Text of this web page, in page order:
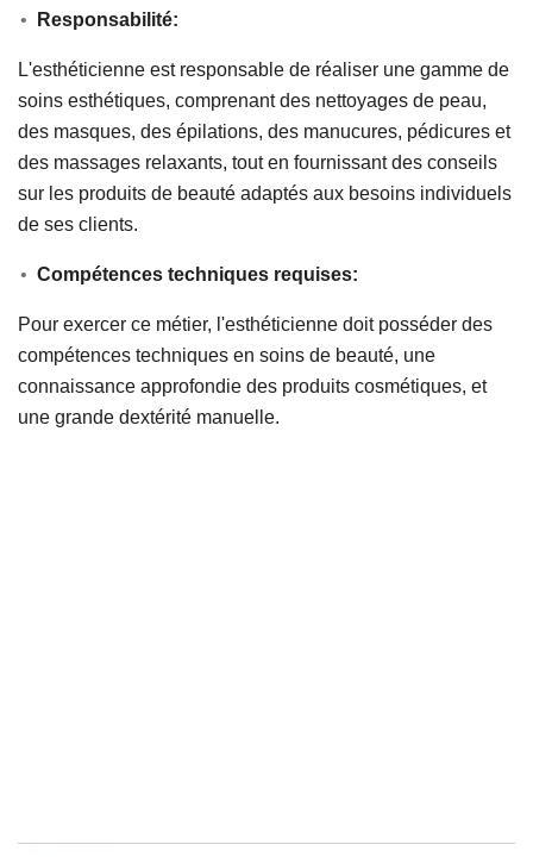
Responsabilité:
L'esthéticienne est responsable de réaliser une gamme de
soins esthétiques, comprenant des nettoyages de peau,
des masques, des épilations, des manucures, pédicures et
des massages relaxants, tout en fournissant des conseils
sur les produits de beauté adaptés aux besoins individuels
de ses clients.
Compétences techniques requises:
Pour exercer ce métier, l'esthéticienne doit posséder des
compétences techniques en soins de beauté, une
connaissance approfondie des produits cosmétiques, et
une grande dextérité manuelle.